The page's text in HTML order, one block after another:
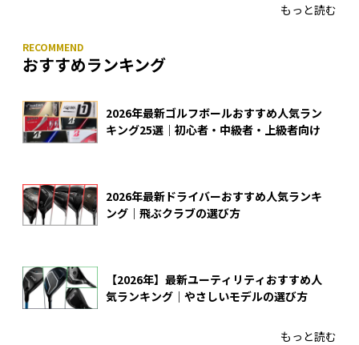
もっと読む
おすすめランキング
2026年最新ゴルフボールおすすめ人気ラン
キング25選｜初心者・中級者・上級者向け
2026年最新ドライバーおすすめ人気ランキ
ング｜飛ぶクラブの選び方
【2026年】最新ユーティリティおすすめ人
気ランキング｜やさしいモデルの選び方
もっと読む